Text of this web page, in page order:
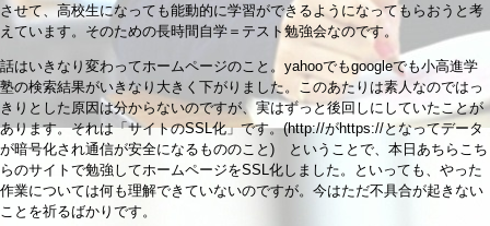
させて、高校生になっても能動的に学習ができるようになってもらおうと考
えています。そのための長時間自学＝テスト勉強会なのです。
話はいきなり変わってホームページのこと。yahooでもgoogleでも小高進学
塾の検索結果がいきなり大きく下がりました。このあたりは素人なのではっ
きりとした原因は分からないのですが、実はずっと後回しにしていたことが
あります。それは「サイトのSSL化」です。(http://がhttps://となってデータ
が暗号化され通信が安全になるもののこと) ということで、本日あちらこち
らのサイトで勉強してホームページをSSL化しました。といっても、やった
作業については何も理解できていないのですが。今はただ不具合が起きない
ことを祈るばかりです。